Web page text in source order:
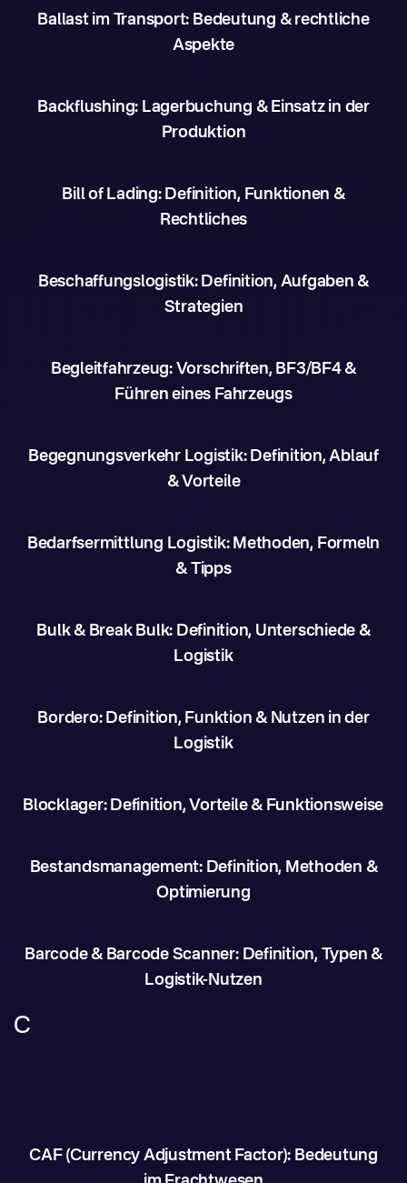
Ballast im Transport: Bedeutung & rechtliche
Aspekte
Backflushing: Lagerbuchung & Einsatz in der
Produktion
Bill of Lading: Definition, Funktionen &
Rechtliches
Beschaffungslogistik: Definition, Aufgaben &
Strategien
Begleitfahrzeug: Vorschriften, BF3/BF4 &
Führen eines Fahrzeugs
Begegnungsverkehr Logistik: Definition, Ablauf
& Vorteile
Bedarfsermittlung Logistik: Methoden, Formeln
& Tipps
Bulk & Break Bulk: Definition, Unterschiede &
Logistik
Bordero: Definition, Funktion & Nutzen in der
Logistik
Blocklager: Definition, Vorteile & Funktionsweise
Bestandsmanagement: Definition, Methoden &
Optimierung
Barcode & Barcode Scanner: Definition, Typen &
Logistik-Nutzen
C
CAF (Currency Adjustment Factor): Bedeutung